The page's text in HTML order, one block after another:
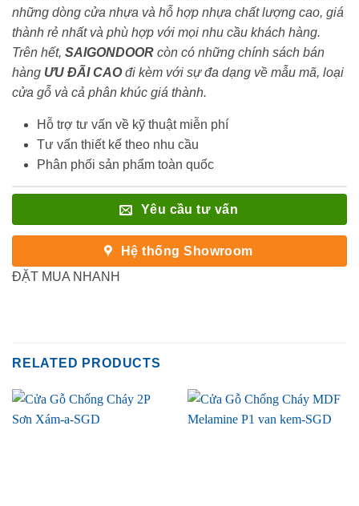
những dòng cửa nhựa và hỗ hợp nhựa chất lượng cao, giá
thành rẻ nhất và phù hợp với mọi nhu cầu khách hàng.
Trên hết, SAIGONDOOR còn có những chính sách bán
hàng ƯU ĐÃI CAOđi kèm với sự đa dạng về mẫu mã, loại
cửa gỗ và cả phân khúc giá thành.
Hỗ trợ tư vấn về kỹ thuật miễn phí
Tư vấn thiết kế theo nhu cầu
Phân phối sản phẩm toàn quốc
Yêu cầu tư vấn
Hệ thống Showroom
ĐẶT MUA NHANH
RELATED PRODUCTS